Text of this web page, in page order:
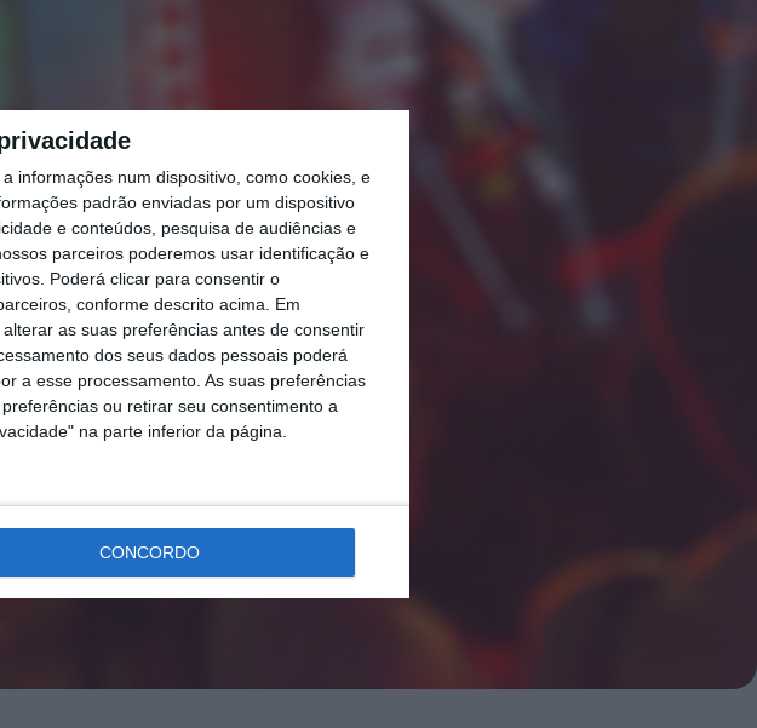
informações num dispositivo, como cookies, e
padrão enviadas por um dispositivo
e conteúdos, pesquisa de audiências e
parceiros poderemos usar identificação e
Poderá clicar para consentir o
conforme descrito acima. Em
as suas preferências antes de consentir
dos seus dados pessoais poderá
a esse processamento. As suas preferências
ou retirar seu consentimento a
na parte inferior da página.
CONCORDO